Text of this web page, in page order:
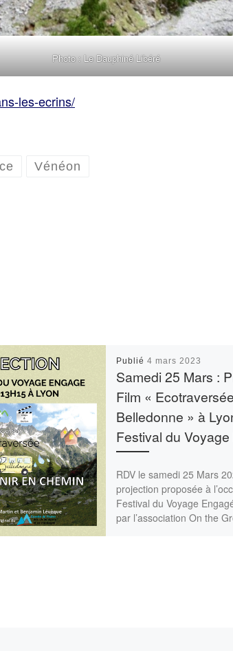
Photo : Le Dauphiné Libéré
les-ecrins/
Vénéon
Publié 4 mars 2023
Samedi 25 Mars :
Film «
Belledonne » à
Festival du
RDV le samedi 25 Mars
projection proposée à
Festival du Voyage
par l’association On the